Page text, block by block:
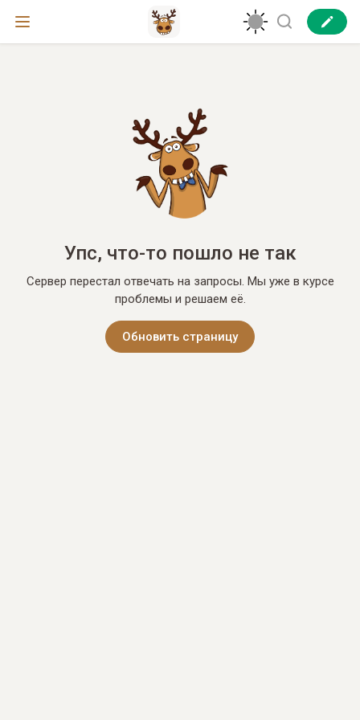
Упс, что-то пошло не так
Сервер перестал отвечать на запросы. Мы уже в курсе
проблемы и решаем её.
Обновить страницу